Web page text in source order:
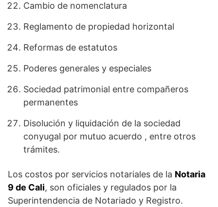
Cambio de nomenclatura
Reglamento de propiedad horizontal
Reformas de estatutos
Poderes generales y especiales
Sociedad patrimonial entre compañeros
permanentes
Disolución y liquidación de la sociedad
conyugal por mutuo acuerdo , entre otros
trámites.
Los costos por servicios notariales de la Notaria
9 de Cali, son oficiales y regulados por la
Superintendencia de Notariado y Registro.